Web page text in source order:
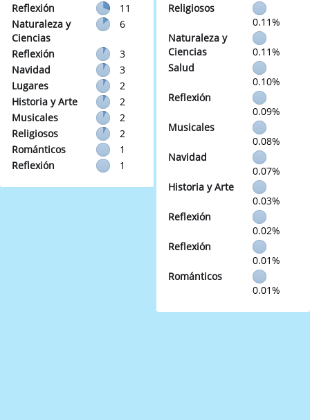
Reflexión
11
Naturaleza y
Ciencias
6
Reflexión
3
Navidad
3
Lugares
2
Historia y Arte
2
Musicales
2
Religiosos
2
Románticos
1
Reflexión
1
Religiosos
0.11%
Naturaleza y
Ciencias
0.11%
Salud
0.10%
Reflexión
0.09%
Musicales
0.08%
Navidad
0.07%
Historia y Arte
0.03%
Reflexión
0.02%
Reflexión
0.01%
Románticos
0.01%